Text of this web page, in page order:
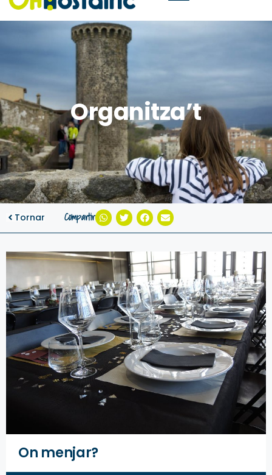
Organitza’t
Tornar Compartir
On menjar?